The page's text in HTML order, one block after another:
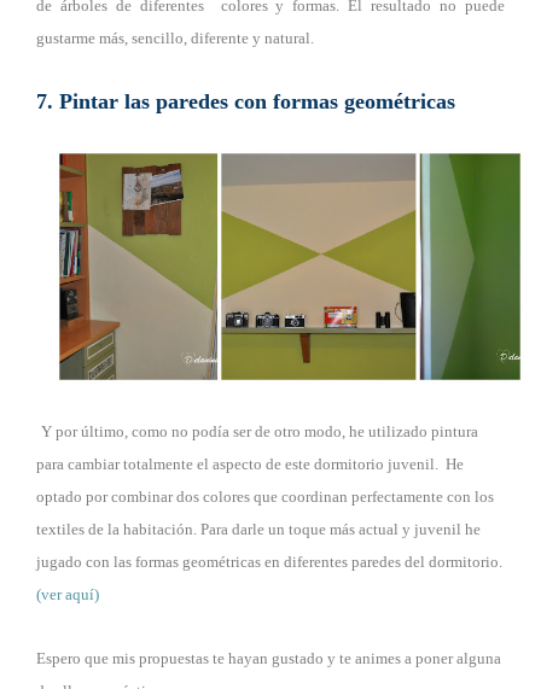
de árboles de diferentes colores y formas. El resultado no puede
gustarme más, sencillo, diferente y natural.
7. Pintar las paredes con formas geométricas
Y por último, como no podía ser de otro modo, he utilizado pintura
para cambiar totalmente el aspecto de este dormitorio juvenil. He
optado por combinar dos colores que coordinan perfectamente con los
textiles de la habitación. Para darle un toque más actual y juvenil he
jugado con las formas geométricas en diferentes paredes del dormitorio.
(ver aquí)
Espero que mis propuestas te hayan gustado y te animes a poner alguna